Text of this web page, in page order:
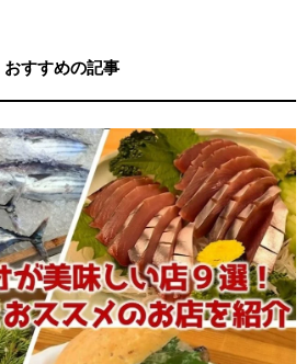
おすすめの記事